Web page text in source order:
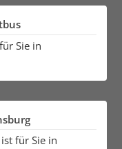
Sie in
für Sie in